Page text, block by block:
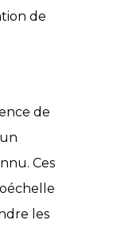
de
de
Ces
les